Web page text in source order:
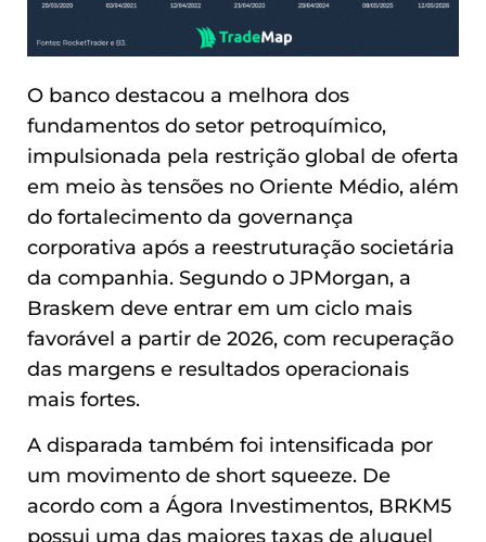
O banco destacou a melhora dos
fundamentos do setor petroquímico,
impulsionada pela restrição global de oferta
em meio às tensões no Oriente Médio, além
do fortalecimento da governança
corporativa após a reestruturação societária
da companhia. Segundo o JPMorgan, a
Braskem deve entrar em um ciclo mais
favorável a partir de 2026, com recuperação
das margens e resultados operacionais
mais fortes.
A disparada também foi intensificada por
um movimento de short squeeze. De
acordo com a Ágora Investimentos, BRKM5
possui uma das maiores taxas de aluguel